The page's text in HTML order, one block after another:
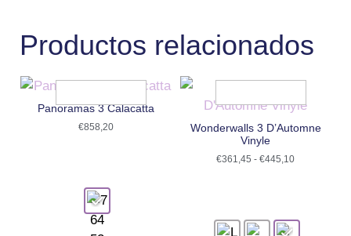
Productos relacionados
Panoramas 3 Calacatta
€858,20
Wonderwalls 3 D’Automne
Vinyle
€361,45 - €445,10